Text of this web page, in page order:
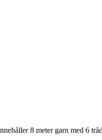
8 meter garn med 6